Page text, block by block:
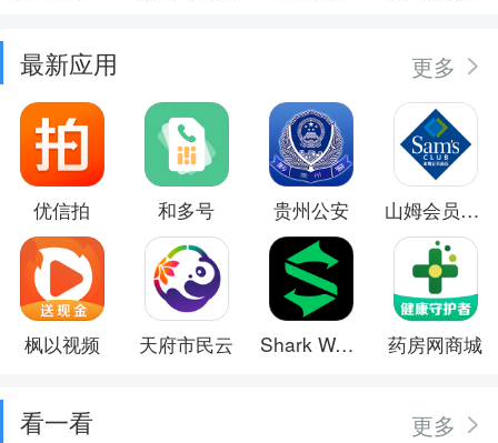
最新应用 更多
优信拍 和多号 贵州公安 山姆会员商店
枫以视频 天府市民云 Shark Wear 药房网商城
看一看 更多